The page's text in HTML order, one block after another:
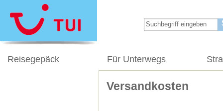
Reisegepäck Für Unterwegs
Versandkosten